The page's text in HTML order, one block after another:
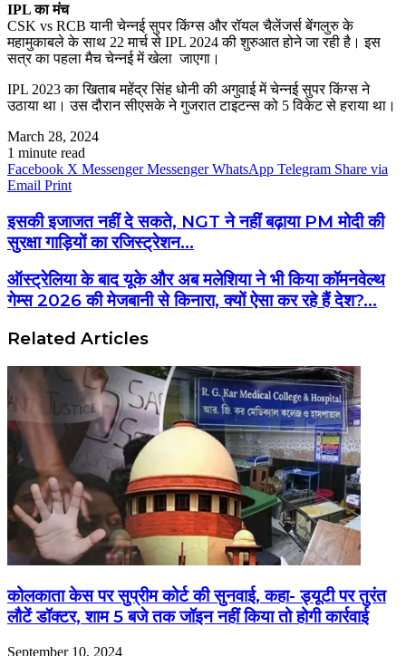
IPL का मंच
CSK vs RCB यानी चेन्नई सुपर किंग्स और रॉयल चैलेंजर्स बेंगलुरु के
महामुकाबले के साथ 22 मार्च से IPL 2024 की शुरुआत होने जा रही है। इस
सत्र का पहला मैच चेन्नई में खेला जाएगा।
IPL 2023 का खिताब महेंद्र सिंह धोनी की अगुवाई में चेन्नई सुपर किंग्स ने
उठाया था। उस दौरान सीएसके ने गुजरात टाइटन्स को 5 विकेट से हराया था।
March 28, 2024
1 minute read
Facebook X Messenger Messenger WhatsApp Telegram Share via
Email Print
इसकी इजाजत नहीं दे सकते, NGT ने नहीं बढ़ाया PM मोदी की
सुरक्षा गाड़ियों का रजिस्ट्रेशन...
ऑस्ट्रेलिया के बाद यूके और अब मलेशिया ने भी किया कॉमनवेल्थ
गेम्स 2026 की मेजबानी से किनारा, क्यों ऐसा कर रहे हैं देश?...
Related Articles
कोलकाता केस पर सुप्रीम कोर्ट की सुनवाई, कहा- ड्यूटी पर तुरंत
लौटें डॉक्टर, शाम 5 बजे तक जॉइन नहीं किया तो होगी कार्रवाई
September 10, 2024